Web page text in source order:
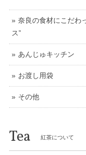
奈良の食材にこだわ
ス”
あんじゅキッチン
お渡し用袋
その他
Tea 紅茶について